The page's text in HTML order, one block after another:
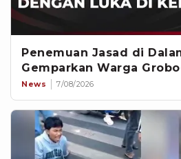
Penemuan Jasad di
Gemparkan Warga
News 7/08/2026